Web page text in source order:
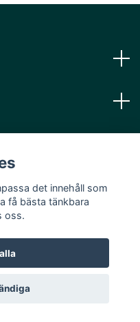
det innehåll som
få bästa tänkbara
oss.